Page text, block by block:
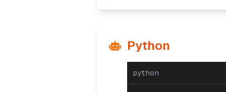
Python
python